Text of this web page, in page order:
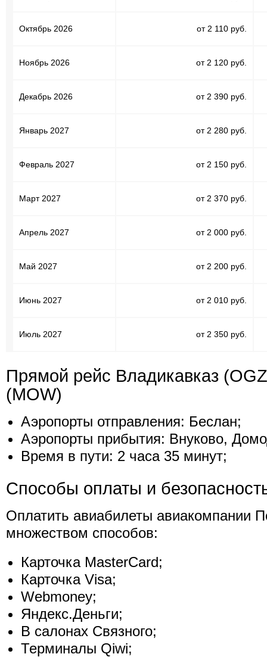
Октябрь 2026 от 2 110 руб.
Ноябрь 2026 от 2 120 руб.
Декабрь 2026 от 2 390 руб.
Январь 2027 от 2 280 руб.
Февраль 2027 от 2 150 руб.
Март 2027 от 2 370 руб.
Апрель 2027 от 2 000 руб.
Май 2027 от 2 200 руб.
Июнь 2027 от 2 010 руб.
Июль 2027 от 2 350 руб.
Прямой рейс Владикавказ
(MOW)
Аэропорты отправления: Беслан;
Аэропорты прибытия: Внуково,
Время в пути: 2 часа 35 минут;
Способы оплаты и
Оплатить авиабилеты авиакомпании
множеством способов:
Карточка MasterCard;
Карточка Visa;
Webmoney;
Яндекс.Деньги;
В салонах Связного;
Терминалы Qiwi;